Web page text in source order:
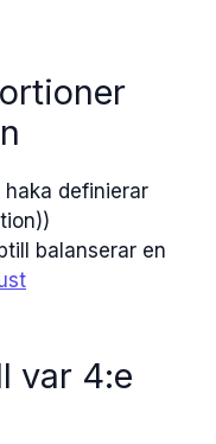
definierar
balanserar en
var 4:e